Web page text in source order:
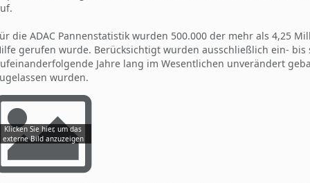
die ADAC Pannenstatistik wurden 500.000 der mehr als 4,25
gerufen wurde. Berücksichtigt wurden ausschließlich ein-
Jahre lang im Wesentlichen unverändert
wurden.